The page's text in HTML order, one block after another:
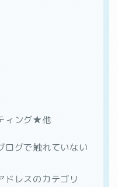
ィング★他
グで触れていない
レスのカテゴリ